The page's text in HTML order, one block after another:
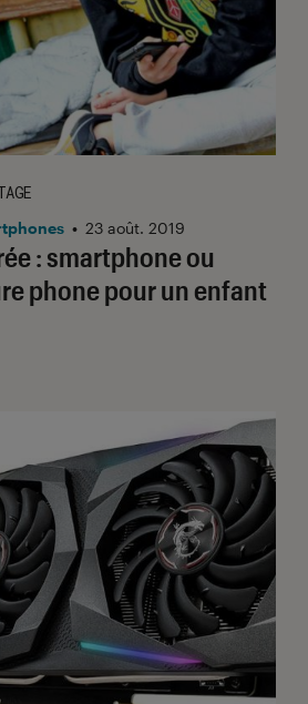
: smartphone ou
phone pour un enfant
• 23 août. 2019